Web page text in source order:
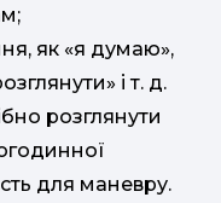
як «я думаю»,
і т. д.
розглянути
для маневру.